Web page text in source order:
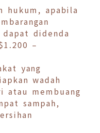
hukum, apabila
didenda
–
yang
wadah
atau membuang
sampah,